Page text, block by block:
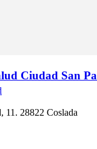
Ciudad San
11. 28822 Coslada